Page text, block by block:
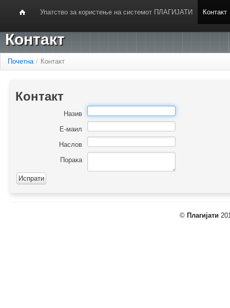
Упатство за користење на системот ПЛАГИЈАТИ Контакт
Контакт
Почетна / Контакт
Контакт
Назив
Е-маил
Наслов
Порака
© Плагијати